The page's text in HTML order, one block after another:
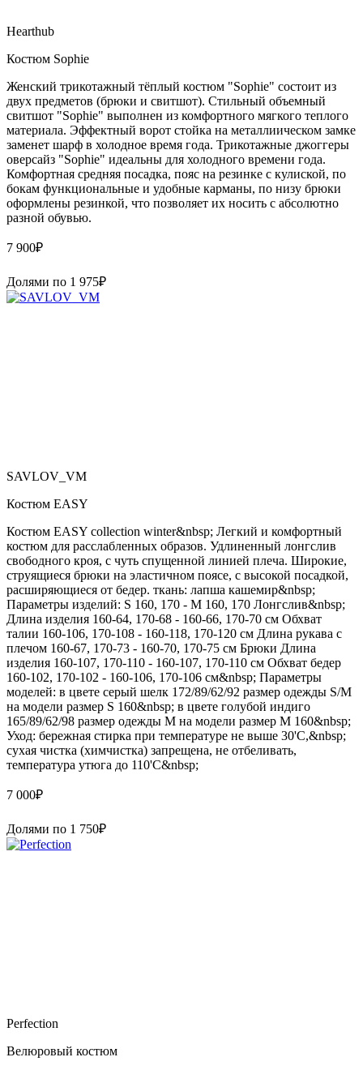
Hearthub
Костюм Sophie
Женский трикотажный тёплый костюм "Sophie" состоит из
двух предметов (брюки и свитшот). Стильный объемный
свитшот "Sophie" выполнен из комфортного мягкого теплого
материала. Эффектный ворот стойка на металлиическом замке
заменет шарф в холодное время года. Трикотажные джоггеры
оверсайз "Sophie" идеальны для холодного времени года.
Комфортная средняя посадка, пояс на резинке с кулиской, по
бокам функциональные и удобные карманы, по низу брюки
оформлены резинкой, что позволяет их носить с абсолютно
разной обувью.
7 900₽
Долями по 1 975₽
SAVLOV_VM
Костюм EASY
Костюм EASY collection winter&nbsp; Легкий и комфортный
костюм для расслабленных образов. Удлиненный лонгслив
свободного кроя, с чуть спущенной линией плеча. Широкие,
струящиеся брюки на эластичном поясе, с высокой посадкой,
расширяющиеся от бедер. ткань: лапша кашемир&nbsp;
Параметры изделий: S 160, 170 - M 160, 170 Лонгслив&nbsp;
Длина изделия 160-64, 170-68 - 160-66, 170-70 см Обхват
талии 160-106, 170-108 - 160-118, 170-120 см Длина рукава с
плечом 160-67, 170-73 - 160-70, 170-75 см Брюки Длина
изделия 160-107, 170-110 - 160-107, 170-110 см Обхват бедер
160-102, 170-102 - 160-106, 170-106 см&nbsp; Параметры
моделей: в цвете серый шелк 172/89/62/92 размер одежды S/M
на модели размер S 160&nbsp; в цвете голубой индиго
165/89/62/98 размер одежды M на модели размер M 160&nbsp;
Уход: бережная стирка при температуре не выше 30'C,&nbsp;
сухая чистка (химчистка) запрещена, не отбеливать,
температура утюга до 110'C&nbsp;
7 000₽
Долями по 1 750₽
Perfection
Велюровый костюм